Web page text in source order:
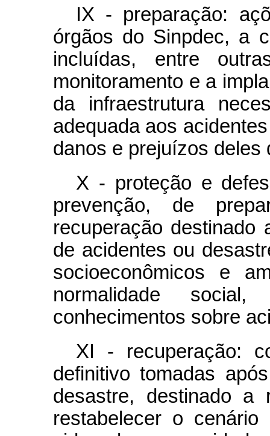
IX - preparação:
órgãos do Sinpdec, a
incluídas, entre
monitoramento e a
da infraestrutura
adequada aos
danos e prejuízos deles
X - proteção e
prevenção, de
recuperação
de acidentes ou
socioeconômicos e
normalidade
conhecimentos sobre
XI - recuperação:
definitivo tomadas
desastre, destinado a
restabelecer o